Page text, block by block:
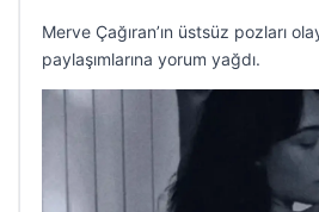
Merve Çağıran’ın üstsüz pozları
paylaşımlarına yorum yağdı.